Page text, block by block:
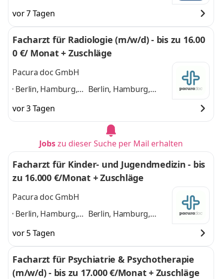
vor 7 Tagen
Facharzt für Radiologie (m/w/d) - bis zu 16.00
0 €/ Monat + Zuschläge
Pacura doc GmbH
Berlin, Hamburg,
Frankfurt am Main,
Düsseldorf,
Dortmund,
Bremen,
Berlin, Hamburg,
Düsseldorf, Stuttgart,
Leipzig, Dortmund,
Bremen und 8 weitere
vor 3 Tagen
Jobszu dieser Suche per Mail erhalten
Facharzt für Kinder- und Jugendmedizin - bis
zu 16.000 €/Monat + Zuschläge
Pacura doc GmbH
Berlin, Hamburg,
Frankfurt am Main,
Düsseldorf,
Stuttgart, Leipzig,
Dortmund,
Berlin, Hamburg,
Düsseldorf, Stuttgart,
Leipzig, Dortmund,
Bremenund 8 weitere
vor 5 Tagen
Facharzt für Psychiatrie & Psychotherapie
(m/w/d) - bis zu 17.000 €/Monat + Zuschläge